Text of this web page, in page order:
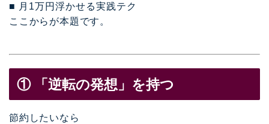
■ 月1万円浮かせる実践テク
ここからが本題です。
① 「逆転の発想」を持つ
節約したいなら